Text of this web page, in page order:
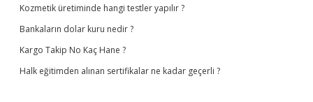
Kozmetik üretiminde hangi testler yapılır ?
Bankaların dolar kuru nedir ?
Kargo Takip No Kaç Hane ?
Halk eğitimden alınan sertifikalar ne kadar geçerli ?